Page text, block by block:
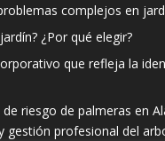
complejos en
¿Por qué elegir?
que refleja la
de riesgo de palmeras en
gestión profesional del